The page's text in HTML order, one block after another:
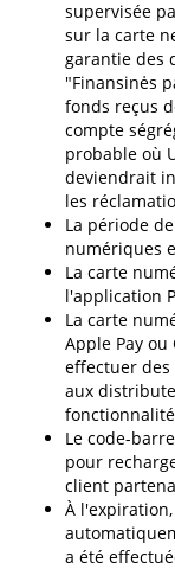
supervisée
sur la carte
garantie des
"Finansinės
fonds reçus
compte
probable où
deviendrait
les
La période
numériques
La carte
l'application
La carte
Apple Pay
effectuer des
aux
fonctionnalité
Le code-
pour
client
À
a été